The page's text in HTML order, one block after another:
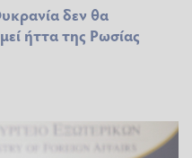
δεν θα
ήττα της Ρωσίας